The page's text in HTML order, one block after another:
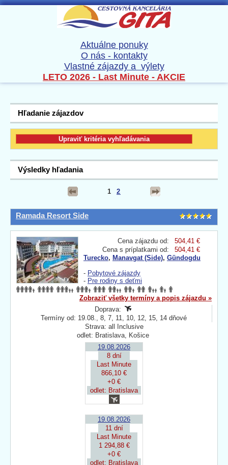
Aktuálne ponuky
O nás - kontakty
Vlastné zájazdy a výlety
LETO 2026 - Last Minute - AKCIE
Hľadanie zájazdov
Výsledky hľadania
1 2
Ramada Resort Side
Cena zájazdu od:
504,41 €
Cena s príplatkami od:
504,41 €
Turecko, Manavgat (Side), Gündogdu
- Pobytové zájazdy
- Pre rodiny s deťmi
Zobraziť všetky termíny a popis zájazdu »
Doprava:
Termíny od: 19.08., 8, 7, 11, 10, 12, 15, 14 dňové
Strava: all Inclusive
odlet: Bratislava, Košice
19.08.2026
8 dní
Last Minute
866,10 €
+0 €
odlet: Bratislava
19.08.2026
11 dní
Last Minute
1 294,88 €
+0 €
odlet: Bratislava